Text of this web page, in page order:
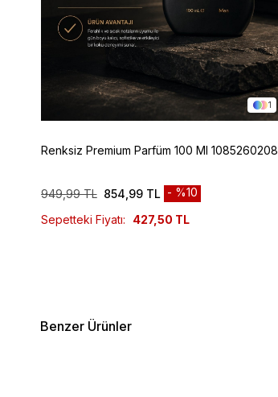
1
Renksiz Premium Parfüm 100 Ml 1085260208
949,99 TL 854,99 TL
%10
Sepetteki Fiyatı:
427,50 TL
Benzer Ürünler